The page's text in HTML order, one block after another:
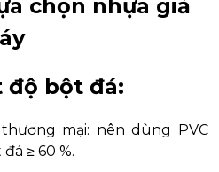
chọn nhựa giả
độ bột đá:
mại: nên dùng PVC
≥ 60 %.